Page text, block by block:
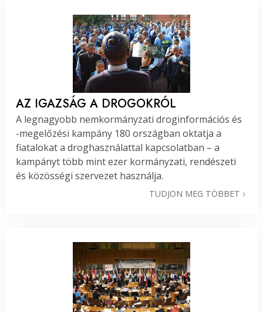
AZ IGAZSÁG A DROGOKRÓL
A legnagyobb nemkormányzati droginformációs és
-megelőzési kampány 180 országban oktatja a
fiatalokat a droghasználattal kapcsolatban – a
kampányt több mint ezer kormányzati, rendészeti
és közösségi szervezet használja.
TUDJON MEG TÖBBET